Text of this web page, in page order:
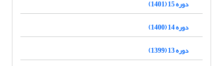
دوره 15 (1401)
دوره 14 (1400)
دوره 13 (1399)